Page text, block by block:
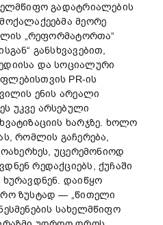
გადატრიალების
მეორე
„რეფორმატორთა“
განსხვავებით,
და სოციალური
PR-ის
ენის არეალი
უკვე არსებული
ხარჯზე. ხოლო
რომლის გაჩერება,
უცერემონიოდ
რედაქციებს, ქუჩაში
დაიწყო
ზუსტად — „წითელი
სახელმწიფო